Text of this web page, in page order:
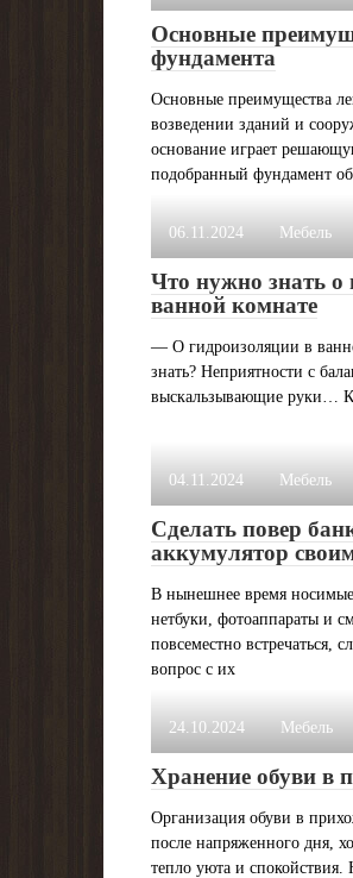
Основные
фундамента
Основные преимущества
возведении зданий и
основание играет
подобранный фундамент
06.11.2024 Мебель
Что нужно знать о
ванной комнате
— О гидроизоляции в
знать? Неприятности с
выскальзывающие руки…
04.11.2024 Мебель
Сделать повер
аккумулятор
В нынешнее время
нетбуки, фотоаппараты и
повсеместно встречаться,
вопрос с их
24.10.2024 Мебель
Хранение обуви в
Организация обуви в
после напряженного дня,
тепло уюта и спокойствия.